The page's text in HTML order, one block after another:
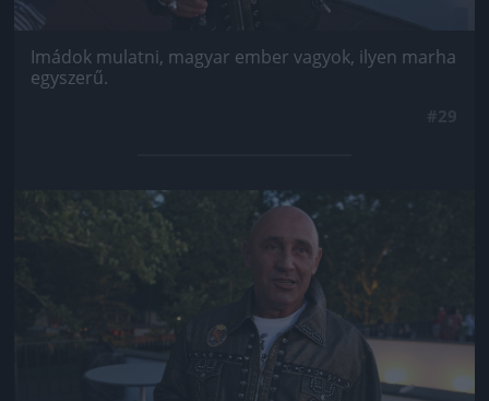
Imádok mulatni, magyar ember vagyok, ilyen marha
egyszerű.
Jön még kép!